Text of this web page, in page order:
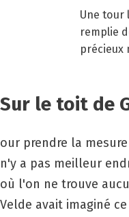
Une tour
remplie
précieux
Sur le toit de
our prendre la
n'y a pas meilleur
où l'on ne trouve
Velde avait imaginé